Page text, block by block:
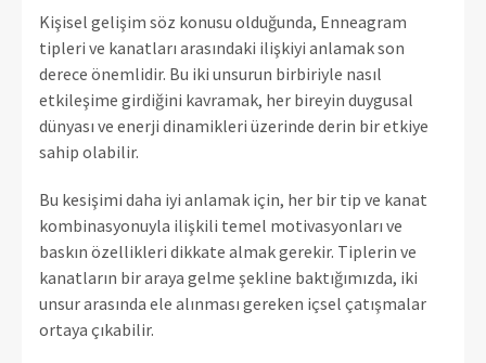
Kişisel gelişim söz konusu olduğunda, Enneagram
tipleri ve kanatları arasındaki ilişkiyi anlamak son
derece önemlidir. Bu iki unsurun birbiriyle nasıl
etkileşime girdiğini kavramak, her bireyin duygusal
dünyası ve enerji dinamikleri üzerinde derin bir etkiye
sahip olabilir.
Bu kesişimi daha iyi anlamak için, her bir tip ve kanat
kombinasyonuyla ilişkili temel motivasyonları ve
baskın özellikleri dikkate almak gerekir. Tiplerin ve
kanatların bir araya gelme şekline baktığımızda, iki
unsur arasında ele alınması gereken içsel çatışmalar
ortaya çıkabilir.